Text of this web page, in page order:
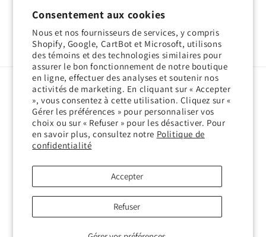
Consentement aux cookies
Nous et nos fournisseurs de services, y compris
Shopify, Google, CartBot et Microsoft, utilisons
des témoins et des technologies similaires pour
assurer le bon fonctionnement de notre boutique
en ligne, effectuer des analyses et soutenir nos
activités de marketing. En cliquant sur « Accepter
», vous consentez à cette utilisation. Cliquez sur «
Gérer les préférences » pour personnaliser vos
choix ou sur « Refuser » pour les désactiver. Pour
en savoir plus, consultez notre Politique de
confidentialité
Accepter
Refuser
support.dlink.com
Langue
Français
Moyens
Politique de remboursement